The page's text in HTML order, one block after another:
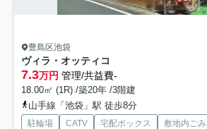
豊島区池袋
ヴィラ・オッティコ
7.3万円 管理/共益費-
18.00㎡ (1R) /築20年 /3階建
山手線「池袋」駅 徒歩8分
駐輪場 CATV 宅配ボックス
敷地内ご